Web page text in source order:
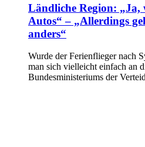
Ländliche Region: „Ja,
Autos“ – „Allerdings
anders“
Wurde der Ferienflieger nach
man sich vielleicht einfach an
Bundesministeriums der